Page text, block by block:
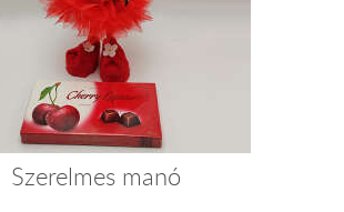
Szerelmes manó